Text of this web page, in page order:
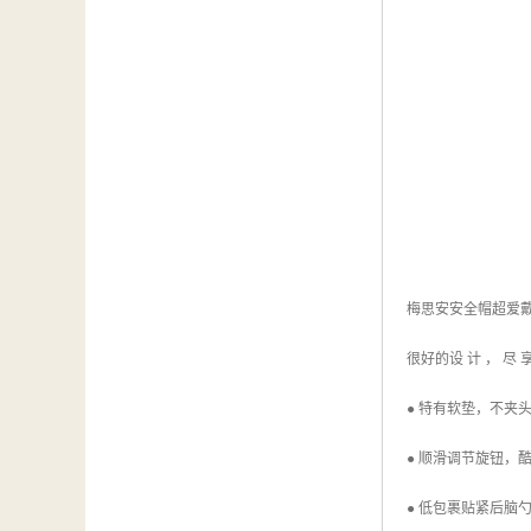
梅思安安全帽超爱
很好的设 计 ， 尽
● 特有软垫，不夹
● 顺滑调节旋钮，
● 低包裹贴紧后脑